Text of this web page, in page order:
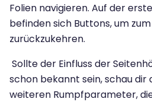
Folien navigieren. Auf der
befinden sich Buttons, um
zurückzukehren.
Sollte der Einfluss der
schon bekannt sein, schau dir
weiteren Rumpfparameter,